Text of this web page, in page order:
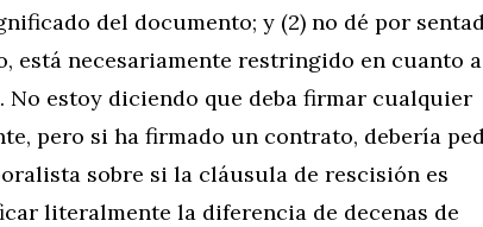
del documento; y (2) no dé por
está necesariamente restringido en cuanto a
No estoy diciendo que deba firmar cualquier
pero si ha firmado un contrato, debería
sobre si la cláusula de rescisión es
literalmente la diferencia de decenas de